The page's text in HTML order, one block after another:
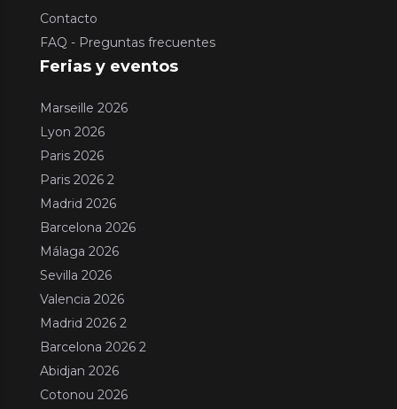
Contacto
FAQ - Preguntas frecuentes
Ferias y eventos
Marseille 2026
Lyon 2026
Paris 2026
Paris 2026 2
Madrid 2026
Barcelona 2026
Málaga 2026
Sevilla 2026
Valencia 2026
Madrid 2026 2
Barcelona 2026 2
Abidjan 2026
Cotonou 2026